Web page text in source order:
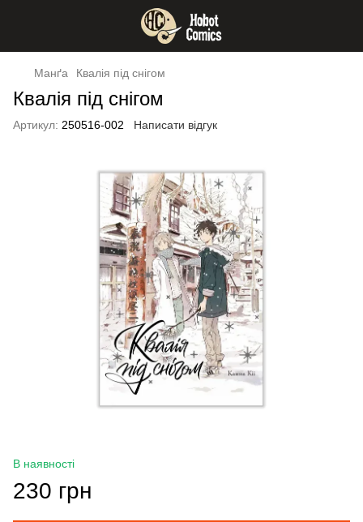
Манґа Квалія під снігом
Квалія під снігом
Артикул: 250516-002 Написати відгук
В наявності
230 грн